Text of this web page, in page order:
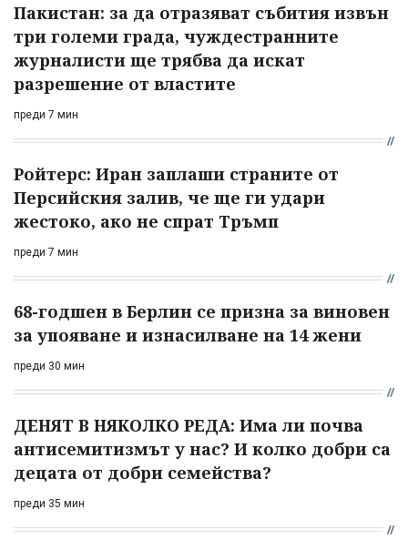
Пакистан: за да отразяват събития извън
три големи града, чуждестранните
журналисти ще трябва да искат
разрешение от властите
преди 7 мин
Ройтерс: Иран заплаши страните от
Персийския залив, че ще ги удари
жестоко, ако не спрат Тръмп
преди 7 мин
68-годшен в Берлин се призна за виновен
за упояване и изнасилване на 14 жени
преди 30 мин
ДЕНЯТ В НЯКОЛКО РЕДА: Има ли почва
антисемитизмът у нас? И колко добри са
децата от добри семейства?
преди 35 мин